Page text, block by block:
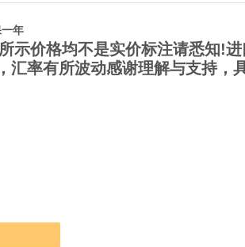
年
价格均不是实价标注请悉知!
汇率有所波动感谢理解与支持，